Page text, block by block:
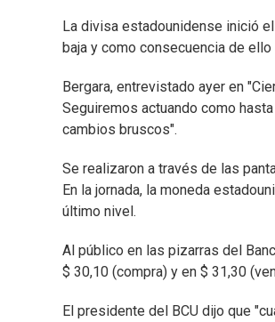
La divisa estadounidense inició
baja y como consecuencia de
Bergara, entrevistado ayer en
Seguiremos actuando como
cambios bruscos".
Se realizaron a través de las
En la jornada, la moneda
último nivel.
Al público en las pizarras del
$ 30,10 (compra) y en $ 31,30
El presidente del BCU dijo que